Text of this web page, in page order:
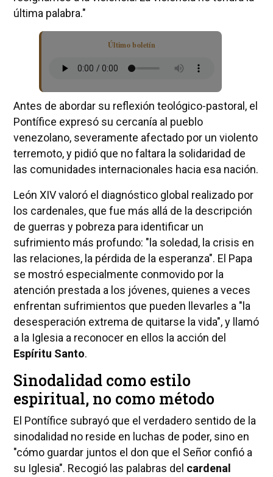
última palabra."
Último boletín
Antes de abordar su reflexión teológico-pastoral, el
Pontífice expresó su cercanía al pueblo
venezolano, severamente afectado por un violento
terremoto, y pidió que no faltara la solidaridad de
las comunidades internacionales hacia esa nación.
León XIV valoró el diagnóstico global realizado por
los cardenales, que fue más allá de la descripción
de guerras y pobreza para identificar un
sufrimiento más profundo: "la soledad, la crisis en
las relaciones, la pérdida de la esperanza". El Papa
se mostró especialmente conmovido por la
atención prestada a los jóvenes, quienes a veces
enfrentan sufrimientos que pueden llevarles a "la
desesperación extrema de quitarse la vida", y llamó
a la Iglesia a reconocer en ellos la acción del
Espíritu Santo.
Sinodalidad como estilo
espiritual, no como método
El Pontífice subrayó que el verdadero sentido de la
sinodalidad no reside en luchas de poder, sino en
"cómo guardar juntos el don que el Señor confió a
su Iglesia". Recogió las palabras del cardenal